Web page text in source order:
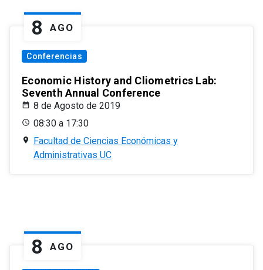
8 AGO
Conferencias
Economic History and Cliometrics Lab:
Seventh Annual Conference
8 de Agosto de 2019
08:30 a 17:30
Facultad de Ciencias Económicas y
Administrativas UC
8 AGO